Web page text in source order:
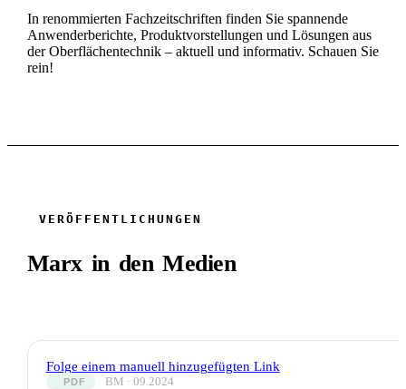
In renommierten Fachzeitschriften finden Sie spannende
Anwenderberichte, Produktvorstellungen und Lösungen aus
der Oberflächentechnik – aktuell und informativ. Schauen Sie
rein!
VERÖFFENTLICHUNGEN
Marx in den Medien
Folge einem manuell hinzugefügten Link
PDF BM · 09.2024